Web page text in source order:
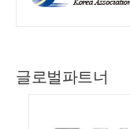
글로벌파트너